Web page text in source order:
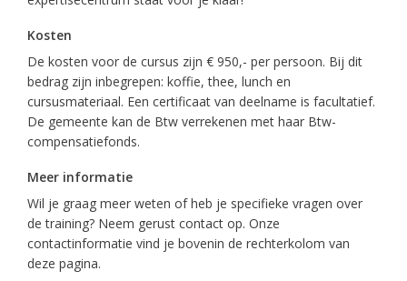
Kosten
De kosten voor de cursus zijn € 950,- per persoon. Bij dit
bedrag zijn inbegrepen: koffie, thee, lunch en
cursusmateriaal. Een certificaat van deelname is facultatief.
De gemeente kan de Btw verrekenen met haar Btw-
compensatiefonds.
Meer informatie
Wil je graag meer weten of heb je specifieke vragen over
de training? Neem gerust contact op. Onze
contactinformatie vind je bovenin de rechterkolom van
deze pagina.